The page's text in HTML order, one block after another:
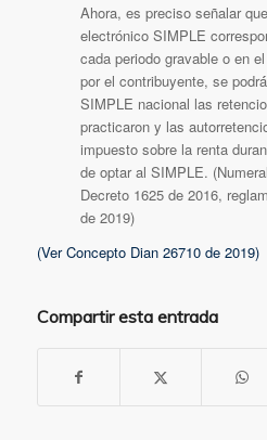
Ahora, es preciso señalar
electrónico SIMPLE
cada periodo gravable o en
por el contribuyente, se
SIMPLE nacional las
practicaron y las
impuesto sobre la renta
de optar al SIMPLE.
Decreto 1625 de 2016,
de 2019)
(Ver Concepto Dian 26710 de 2019)
Compartir esta entrada